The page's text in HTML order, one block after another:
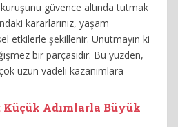
güvence altında tutmak
kararlarınız, yaşam
etkilerle şekillenir. Unutmayın ki
bir parçasıdır. Bu yüzden,
uzun vadeli kazanımlara
Küçük Adımlarla Büyük